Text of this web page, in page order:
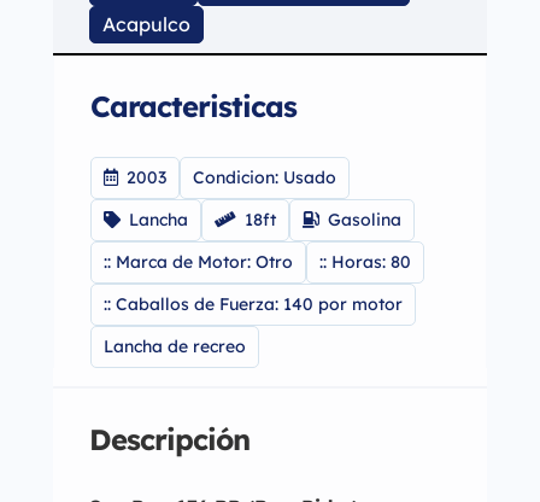
Acapulco
Caracteristicas
2003
Condicion: Usado
Lancha
18ft
Gasolina
:: Marca de Motor: Otro
:: Horas: 80
:: Caballos de Fuerza: 140 por motor
Lancha de recreo
Descripción